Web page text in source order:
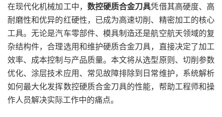
在现代化机械加工中， 数控硬质合金刀具凭借其高硬度、高
耐磨性和优异的红硬性，已成为高速切削、精密加工的核心
工具。无论是汽车零部件、模具制造还是航空航天领域的复
杂结构件，合理选用和维护硬质合金刀具，直接决定了加工
效率、成本控制与产品质量。本文将从选型原则、切削参数
优化、涂层技术应用、常见故障排除到日常维护，系统解析
如何最大化发挥数控硬质合金刀具的性能，帮助工程师和操
作人员解决实际工作中的痛点。